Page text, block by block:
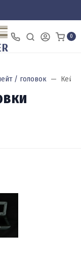
0
/ головок Кейс